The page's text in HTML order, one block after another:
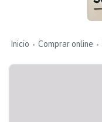
Inicio Comprar online